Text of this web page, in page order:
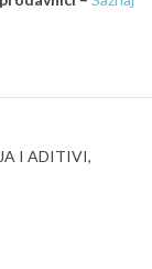
I ADITIVI,